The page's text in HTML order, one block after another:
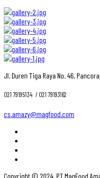
Jl. Duren Tiga Raya No. 46,
021 79195134 ‎ / 021 79193162
cs.amazy@magfood.com
Copyright © 2024. PT MagFood